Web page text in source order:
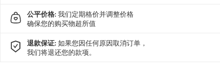
公平价格: 我们定期格价并调整价格
确保您的购买物超所值
退款保证: 如果您因任何原因取消订单，
我们将退还您的款项。